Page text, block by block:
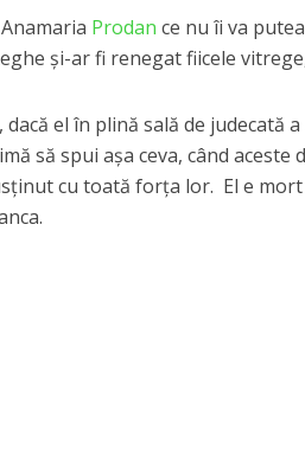
Prodan ce nu îi va
și-ar fi renegat fiicele
dacă el în plină sală de judecată
să spui așa ceva, când
cu toată forța lor. El e